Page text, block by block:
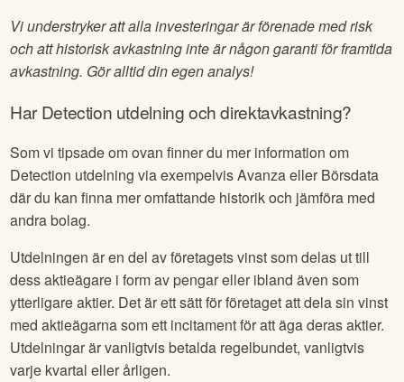
Vi understryker att alla investeringar är förenade med risk
och att historisk avkastning inte är någon garanti för framtida
avkastning. Gör alltid din egen analys!
HarDetection utdelning och direktavkastning?
Som vi tipsade om ovan finner du mer information om
Detection utdelning via exempelvis Avanza eller Börsdata
där du kan finna mer omfattande historik och jämföra med
andra bolag.
Utdelningen är en del av företagets vinst som delas ut till
dess aktieägare i form av pengar eller ibland även som
ytterligare aktier. Det är ett sätt för företaget att dela sin vinst
med aktieägarna som ett incitament för att äga deras aktier.
Utdelningar är vanligtvis betalda regelbundet, vanligtvis
varje kvartal eller årligen.